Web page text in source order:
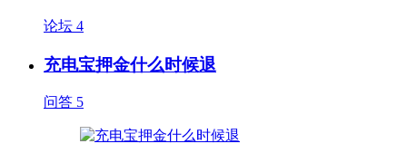
论坛 4
充电宝押金什么时候退
问答 5